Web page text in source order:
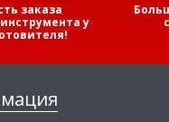
заказа
у